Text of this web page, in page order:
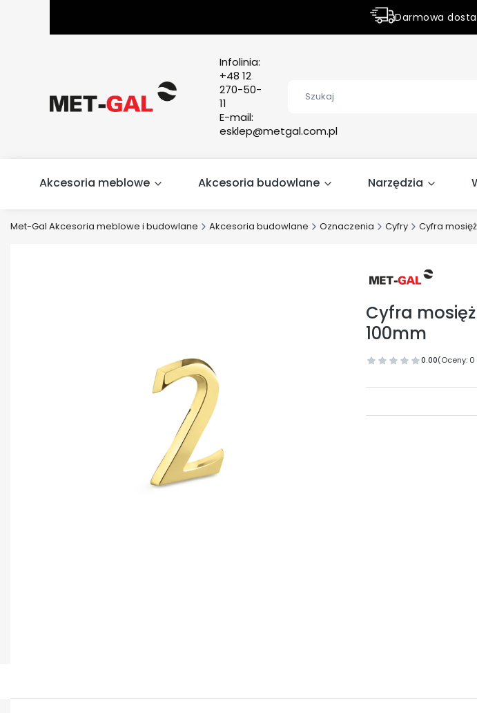
Darmowa
Infolinia:
+48 12
270-50-
11
E-mail:
esklep@metgal.com.pl
Akcesoria meblowe Akcesoria budowlane Narzędzia
Met-Gal Akcesoria meblowe i budowlane Akcesoria budowlane Oznaczenia Cyfry Cyfra
Cyfra
100mm
0.00(Oceny: